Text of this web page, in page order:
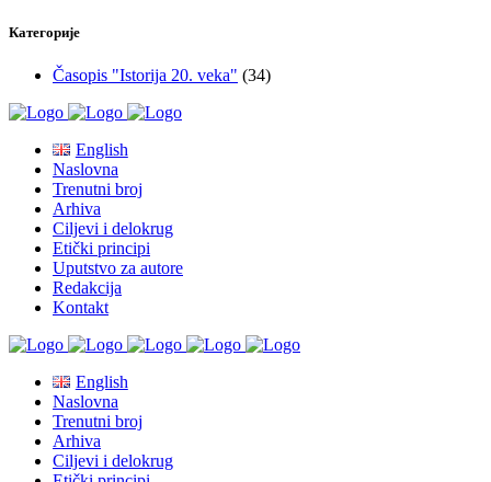
Категорије
Časopis "Istorija 20. veka" (34)
English
Naslovna
Trenutni broj
Arhiva
Ciljevi i delokrug
Etički principi
Uputstvo za autore
Redakcija
Kontakt
English
Naslovna
Trenutni broj
Arhiva
Ciljevi i delokrug